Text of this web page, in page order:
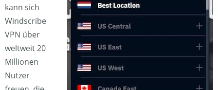
kann sich
Windscribe
VPN über
weltweit 20
Millionen
Nutzer